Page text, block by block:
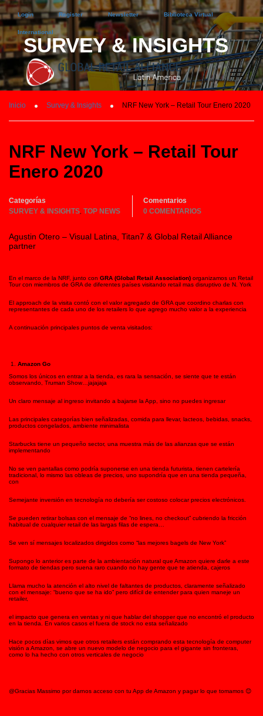
Login Register Newsletter Biblioteca Virtual
International
SURVEY & INSIGHTS
Inicio Survey & Insights NRF New York – Retail Tour Enero 2020
NRF New York – Retail Tour
Enero 2020
Categorías
SURVEY & INSIGHTS TOP NEWS
Comentarios
0 COMENTARIOS
Agustin Otero – Visual Latina, Titan7 & Global Retail Alliance
partner
En el marco de la NRF, junto con GRA (Global Retail Association) organizamos un Retail
Tour con miembros de GRA de diferentes países visitando retail mas disruptivo de N. York
El approach de la visita contó con el valor agregado de GRA que coordino charlas con
representantes de cada uno de los retailers lo que agrego mucho valor a la experiencia
A continuación principales puntos de venta visitados:
Amazon Go
Somos los únicos en entrar a la tienda, es rara la sensación, se siente que te están
observando, Truman Show…jajajaja
Un claro mensaje al ingreso invitando a bajarse la App, sino no puedes ingresar
Las principales categorías bien señalizadas, comida para llevar, lacteos, bebidas, snacks,
productos congelados, ambiente minimalista
Starbucks tiene un pequeño sector, una muestra más de las alianzas que se están
implementando
No se ven pantallas como podría suponerse en una tienda futurista, tienen cartelería
tradicional, lo mismo las obleas de precios, uno supondría que en una tienda pequeña,
con
Semejante inversión en tecnología no debería ser costoso colocar precios electrónicos.
Se pueden retirar bolsas con el mensaje de “no lines, no checkout” cubriendo la fricción
habitual de cualquier retail de las largas filas de espera…
Se ven sí mensajes localizados dirigidos como “las mejores bagels de New York”
Supongo lo anterior es parte de la ambientación natural que Amazon quiere darle a este
formato de tiendas pero suena raro cuando no hay gente que te atienda, cajeros
Llama mucho la atención el alto nivel de faltantes de productos, claramente señalizado
con el mensaje: “bueno que se ha ido” pero difícil de entender para quien maneje un
retailer,
el impacto que genera en ventas y ni que hablar del shopper que no encontró el producto
en la tienda. En varios casos el fuera de stock no esta señalizado
Hace pocos días vimos que otros retailers están comprando esta tecnología de computer
visión a Amazon, se abre un nuevo modelo de negocio para el gigante sin fronteras,
como lo ha hecho con otros verticales de negocio
@Gracias Massimo por darnos acceso con tu App de Amazon y pagar lo que tomamos 😊